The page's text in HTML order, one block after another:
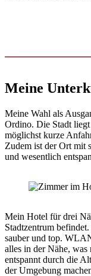
Meine
Meine Wahl als
Ordino. Die Stadt
möglichst kurze
Zudem ist der Ort mit
und wesentlich
Mein Hotel für drei
Stadtzentrum
sauber und top.
alles in der Nähe, was
entspannt durch die
der Umgebung